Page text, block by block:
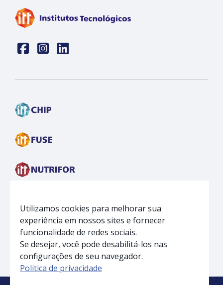
Utilizamos cookies para melhorar sua
experiência em nossos sites e fornecer
funcionalidade de redes sociais.
Se desejar, você pode desabilitá-los nas
configurações de seu navegador.
Politica de privacidade